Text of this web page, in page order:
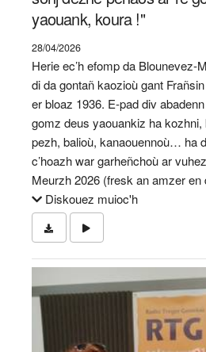
yaouank, koura !"
28/04/2026
Herie ec’h efomp da Blounevez-
di da gontañ kaozioù gant
er bloaz 1936. E-pad div
gomz deus yaouankiz ha kozhni,
pezh, balioù, kanaouennoù… ha
c’hoazh war garheñchoù ar
Meurzh 2026 (fresk an amzer en
Diskouez muioc'h